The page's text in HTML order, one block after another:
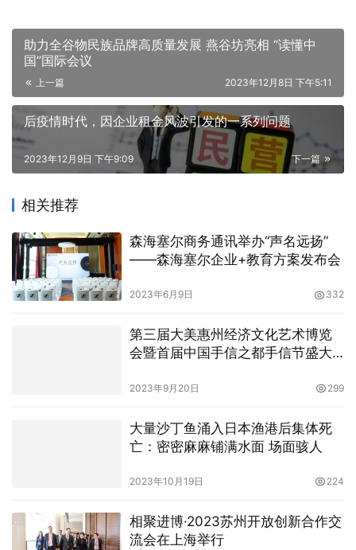
助力全谷物民族品牌高质量发展 燕谷坊亮相 “读懂中
国”国际会议
上一篇 2023年12月8日 下午5:11
后疫情时代，因企业租金风波引发的一系列问题
下一篇
2023年12月9日 下午9:09
相关推荐
森海塞尔商务通讯举办“声名远扬”
——森海塞尔企业+教育方案发布会
2023年6月9日 332
第三届大美惠州经济文化艺术博览
会暨首届中国手信之都手信节盛大
2023年9月20日 299
大量沙丁鱼涌入日本渔港后集体死
亡：密密麻麻铺满水面 场面骇人
2023年10月19日 224
相聚进博·2023苏州开放创新合作交
流会在上海举行